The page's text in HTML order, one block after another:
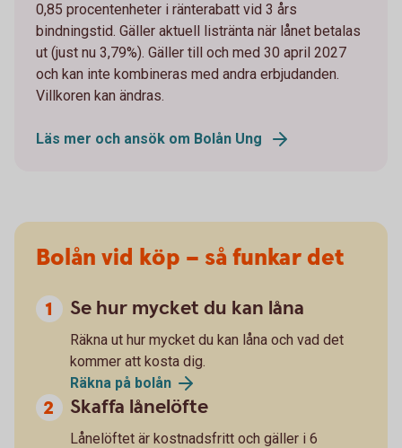
0,85 procentenheter i ränterabatt vid 3 års
bindningstid. Gäller aktuell listränta när lånet betalas
ut (just nu 3,79%). Gäller till och med 30 april 2027
och kan inte kombineras med andra erbjudanden.
Villkoren kan ändras.
Läs mer och ansök om Bolån Ung
Bolån vid köp – så funkar det
Se hur mycket du kan låna
Räkna ut hur mycket du kan låna och vad det
kommer att kosta dig.
Räkna på bolån
Skaffa lånelöfte
Lånelöftet är kostnadsfritt och gäller i 6